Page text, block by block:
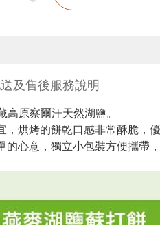
及售後服務說明
原察爾汗天然湖鹽。
，烘烤的餅乾口感非常酥脆，
的心意，獨立小包裝方便攜帶